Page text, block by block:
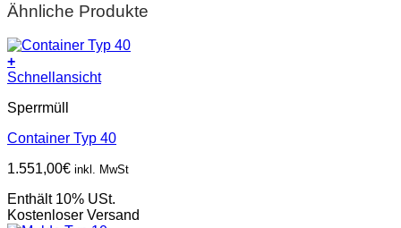
Ähnliche Produkte
+
Schnellansicht
Sperrmüll
Container Typ 40
1.551,00€ inkl. MwSt
Enthält 10% USt.
Kostenloser Versand